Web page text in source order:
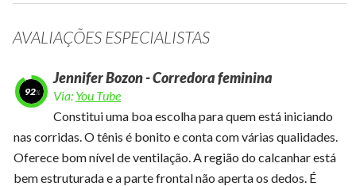
AVALIAÇÕES ESPECIALISTAS
92
Jennifer Bozon - Corredora feminina
Via: You Tube
Constitui uma boa escolha para quem está iniciando
nas corridas. O tênis é bonito e conta com várias qualidades.
Oferece bom nível de ventilação. A região do calcanhar está
bem estruturada e a parte frontal não aperta os dedos. É